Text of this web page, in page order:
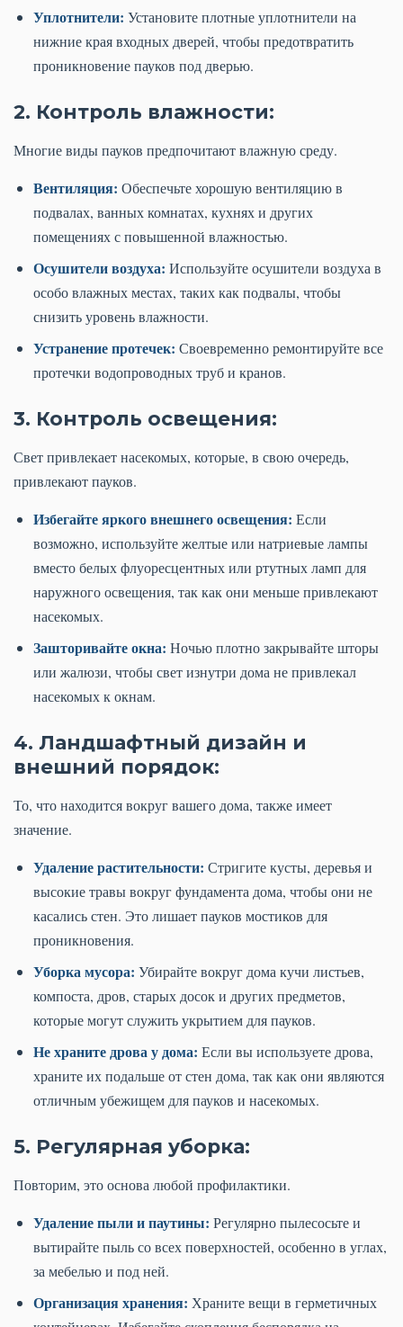
Уплотнители: Установите плотные уплотнители на
нижние края входных дверей, чтобы предотвратить
проникновение пауков под дверью.
2. Контроль влажности:
Многие виды пауков предпочитают влажную среду.
Вентиляция: Обеспечьте хорошую вентиляцию в
подвалах, ванных комнатах, кухнях и других
помещениях с повышенной влажностью.
Осушители воздуха: Используйте осушители воздуха в
особо влажных местах, таких как подвалы, чтобы
снизить уровень влажности.
Устранение протечек: Своевременно ремонтируйте все
протечки водопроводных труб и кранов.
3. Контроль освещения:
Свет привлекает насекомых, которые, в свою очередь,
привлекают пауков.
Избегайте яркого внешнего освещения: Если
возможно, используйте желтые или натриевые лампы
вместо белых флуоресцентных или ртутных ламп для
наружного освещения, так как они меньше привлекают
насекомых.
Зашторивайте окна: Ночью плотно закрывайте шторы
или жалюзи, чтобы свет изнутри дома не привлекал
насекомых к окнам.
4. Ландшафтный дизайн и
внешний порядок:
То, что находится вокруг вашего дома, также имеет
значение.
Удаление растительности: Стригите кусты, деревья и
высокие травы вокруг фундамента дома, чтобы они не
касались стен. Это лишает пауков мостиков для
проникновения.
Уборка мусора: Убирайте вокруг дома кучи листьев,
компоста, дров, старых досок и других предметов,
которые могут служить укрытием для пауков.
Не храните дрова у дома: Если вы используете дрова,
храните их подальше от стен дома, так как они являются
отличным убежищем для пауков и насекомых.
5. Регулярная уборка:
Повторим, это основа любой профилактики.
Удаление пыли и паутины: Регулярно пылесосьте и
вытирайте пыль со всех поверхностей, особенно в углах,
за мебелью и под ней.
Организация хранения: Храните вещи в герметичных